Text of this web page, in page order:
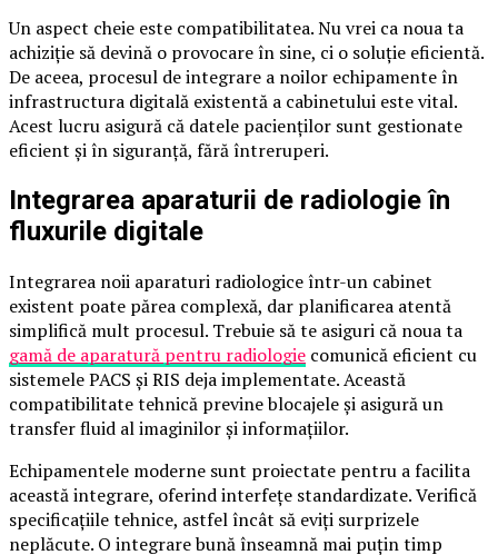
Un aspect cheie este compatibilitatea. Nu vrei ca noua ta
achiziție să devină o provocare în sine, ci o soluție eficientă.
De aceea, procesul de integrare a noilor echipamente în
infrastructura digitală existentă a cabinetului este vital.
Acest lucru asigură că datele pacienților sunt gestionate
eficient și în siguranță, fără întreruperi.
Integrarea aparaturii de radiologie în
fluxurile digitale
Integrarea noii aparaturi radiologice într-un cabinet
existent poate părea complexă, dar planificarea atentă
simplifică mult procesul. Trebuie să te asiguri că noua ta
gamă de aparatură pentru radiologie comunică eficient cu
sistemele PACS și RIS deja implementate. Această
compatibilitate tehnică previne blocajele și asigură un
transfer fluid al imaginilor și informațiilor.
Echipamentele moderne sunt proiectate pentru a facilita
această integrare, oferind interfețe standardizate. Verifică
specificațiile tehnice, astfel încât să eviți surprizele
neplăcute. O integrare bună înseamnă mai puțin timp